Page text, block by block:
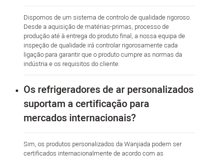
Dispomos de um sistema de controlo de qualidade rigoroso.
Desde a aquisição de matérias-primas, processo de
produção até à entrega do produto final, a nossa equipa de
inspeção de qualidade irá controlar rigorosamente cada
ligação para garantir que o produto cumpre as normas da
indústria e os requisitos do cliente.
Os refrigeradores de ar personalizados
suportam a certificação para
mercados internacionais?
Sim, os produtos personalizados da Wanjiada podem ser
certificados internacionalmente de acordo com as